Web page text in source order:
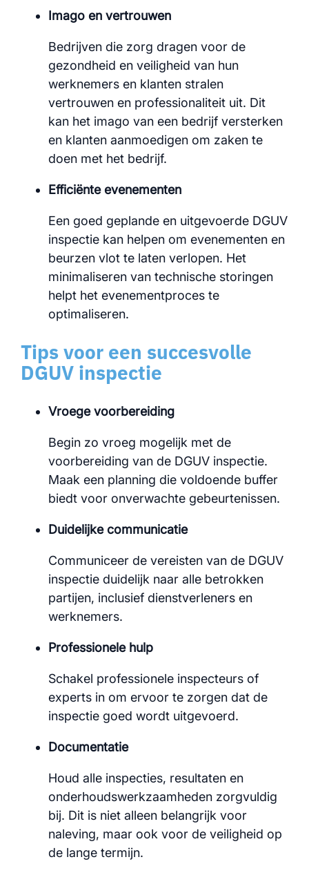
Imago en vertrouwen
Bedrijven die zorg dragen voor de
gezondheid en veiligheid van hun
werknemers en klanten stralen
vertrouwen en professionaliteit uit. Dit
kan het imago van een bedrijf versterken
en klanten aanmoedigen om zaken te
doen met het bedrijf.
Efficiënte evenementen
Een goed geplande en uitgevoerde DGUV
inspectie kan helpen om evenementen en
beurzen vlot te laten verlopen. Het
minimaliseren van technische storingen
helpt het evenementproces te
optimaliseren.
Tips voor een succesvolle
DGUV inspectie
Vroege voorbereiding
Begin zo vroeg mogelijk met de
voorbereiding van de DGUV inspectie.
Maak een planning die voldoende buffer
biedt voor onverwachte gebeurtenissen.
Duidelijke communicatie
Communiceer de vereisten van de DGUV
inspectie duidelijk naar alle betrokken
partijen, inclusief dienstverleners en
werknemers.
Professionele hulp
Schakel professionele inspecteurs of
experts in om ervoor te zorgen dat de
inspectie goed wordt uitgevoerd.
Documentatie
Houd alle inspecties, resultaten en
onderhoudswerkzaamheden zorgvuldig
bij. Dit is niet alleen belangrijk voor
naleving, maar ook voor de veiligheid op
de lange termijn.